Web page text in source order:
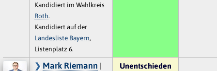
Kandidiert im Wahlkreis
Roth.
Kandidiert auf der
Landesliste Bayern,
Listenplatz 6.
Mark Riemann |
Unentschieden